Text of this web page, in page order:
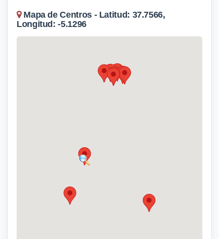
Mapa de Centros - Latitud: 37.7566,
Longitud: -5.1296